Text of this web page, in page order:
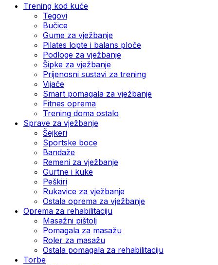
Trening kod kuće
Tegovi
Bučice
Gume za vježbanje
Pilates lopte i balans ploče
Podloge za vježbanje
Šipke za vježbanje
Prijenosni sustavi za trening
Vijače
Smart pomagala za vježbanje
Fitnes oprema
Trening doma ostalo
Sprave za vježbanje
Šejkeri
Sportske boce
Bandaže
Remeni za vježbanje
Gurtne i kuke
Peškiri
Rukavice za vježbanje
Ostala oprema za vježbanje
Oprema za rehabilitaciju
Masažni pištolj
Pomagala za masažu
Roler za masažu
Ostala pomagala za rehabilitaciju
Torbe